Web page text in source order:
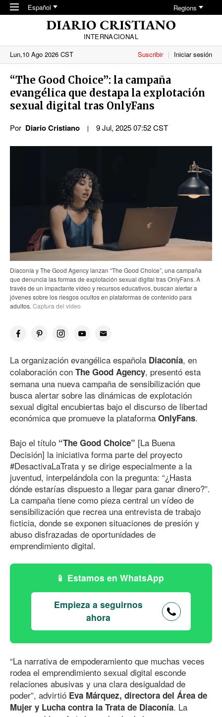
Skip to main content
Español Regions
INTERNACIONAL
Lun,10 Ago 2026 CST
Suscribir Iniciar sesión
“The Good Choice”: la campaña
evangélica que destapa la explotación
sexual digital tras OnlyFans
Por Diario Cristiano 9 Jul, 2025 07:52 CST
Diaconía y The Good Agency lanzan “The Good Choice”, una campaña
que denuncia las formas de explotación sexual digital tras OnlyFans. A
través de un impactante vídeo y recursos educativos, buscan alertar a
jóvenes sobre los riesgos ocultos en plataformas de contenido para
adultos. Captura del video
La organización evangélica española Diaconía, en
colaboración con The Good Agency, presentó esta
semana una nueva campaña de sensibilización que
busca alertar sobre las dinámicas de explotación
sexual digital encubiertas bajo el discurso de libertad
económica que promueve la plataforma OnlyFans.
Bajo el título “The Good Choice” [La Buena
Decisión] la iniciativa forma parte del proyecto
#DesactivaLaTrata y se dirige especialmente a la
juventud, interpelándola con la pregunta: “¿Hasta
dónde estarías dispuesto a llegar para ganar dinero?”.
La campaña tiene como pieza central un vídeo de
sensibilización que recrea una entrevista de trabajo
ficticia, donde se exponen situaciones de presión y
abuso disfrazadas de oportunidades de
emprendimiento digital.
Estamos en WhatsApp
Empieza a seguirnos
ahora
“La narrativa de empoderamiento que muchas veces
rodea el emprendimiento sexual digital esconde
relaciones abusivas y una clara desigualdad de
poder”, advirtió Eva Márquez, directora del Área de
Mujer y Lucha contra la Trata de Diaconía. La